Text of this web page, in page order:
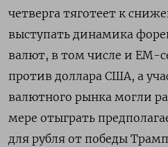
четверга тяготеет к
выступать динамика
валют, в том числе и ЕМ-
против доллара США, а
валютного рынка могли
мере отыграть
для рубля от победы